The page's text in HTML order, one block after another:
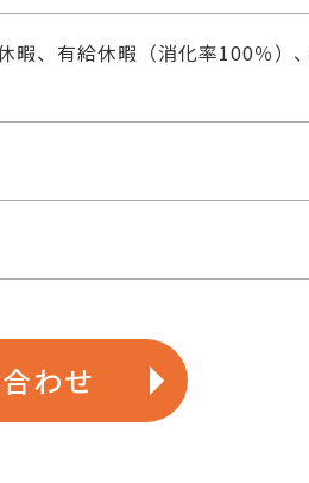
、有給休暇（消化率100％）
わせ